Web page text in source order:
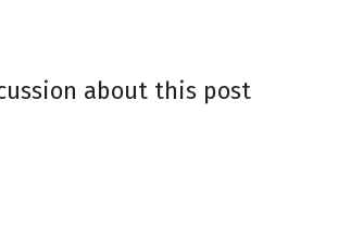
about this post